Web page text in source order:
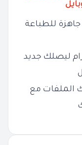
للطباعة
ليصلك جديد
الملفات مع